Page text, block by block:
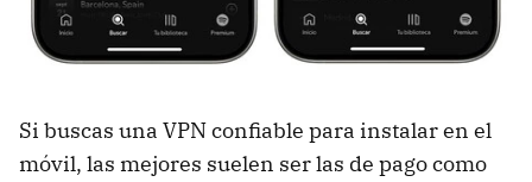
Si buscas una VPN confiable para instalar en el
móvil, las mejores suelen ser las de pago como